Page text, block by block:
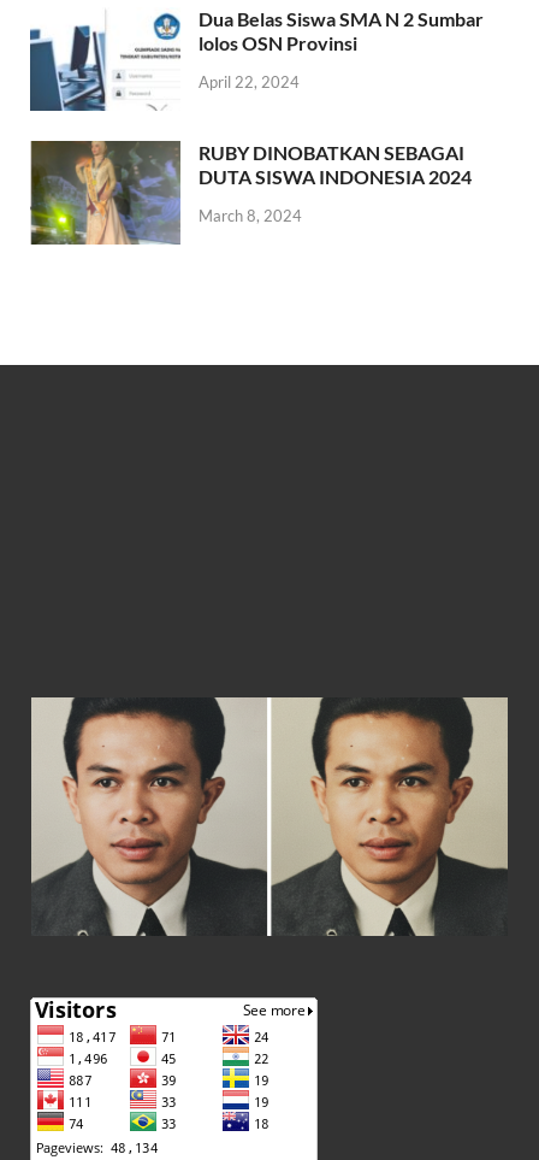
Dua Belas Siswa SMA N 2 Sumbar
lolos OSN Provinsi
April 22, 2024
RUBY DINOBATKAN SEBAGAI
DUTA SISWA INDONESIA 2024
March 8, 2024